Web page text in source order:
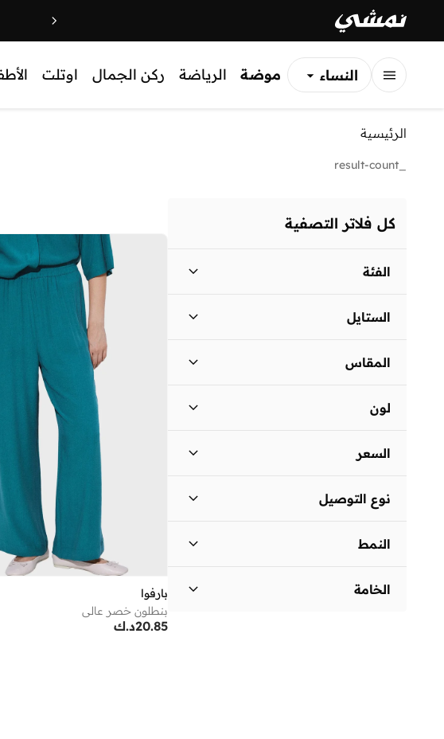
النساء
موضة الرياضة ركن الجمال اوتلت
الرئيسية
كل فلاتر التصفية
الفئة
نساء
الستايل
المقاس
لون
السعر
د.ك
نوع التوصيل
النمط
الخامة
بارفوا
بنطلون خصر عالي
د.ك20.85